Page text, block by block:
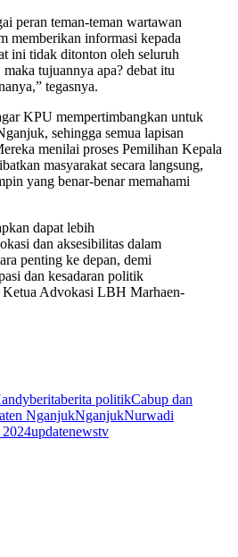
peran teman-teman wartawan
memberikan informasi kepada
ini tidak ditonton oleh seluruh
tujuannya apa? debat itu
tegasnya.
KPU mempertimbangkan untuk
sehingga semua lapisan
menilai proses Pemilihan Kepala
masyarakat secara langsung,
yang benar-benar memahami
dapat lebih
dan aksesibilitas dalam
penting ke depan, demi
dan kesadaran politik
Ketua Advokasi LBH Marhaen-
beritaberita politikCabup dan
NganjukNganjukNurwadi
updatenewstv